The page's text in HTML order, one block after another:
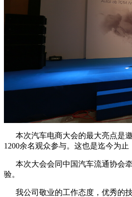
本次汽车电商大会的最大亮点是邀
1200余名观众参与。这也是迄今为
本次大会会同中国汽车流通协会牵
验。
我公司敬业的工作态度，优秀的技